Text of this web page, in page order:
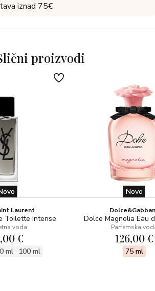
iznad 75€
proizvodi
Laurent
Toilette Intense
voda
€
ml 100 ml
Novo
Dolce Magnolia Eau
Parfemska
126,00 €
75 ml